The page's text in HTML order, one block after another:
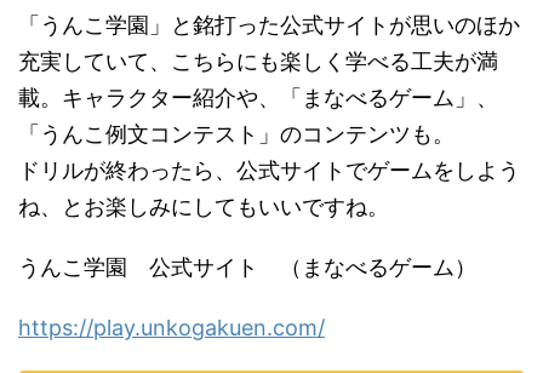
「うんこ学園」と銘打った公式サイトが思いのほか
充実していて、こちらにも楽しく学べる工夫が満
載。キャラクター紹介や、「まなべるゲーム」、
「うんこ例文コンテスト」のコンテンツも。
ドリルが終わったら、公式サイトでゲームをしよう
ね、とお楽しみにしてもいいですね。
うんこ学園 公式サイト （まなべるゲーム）
https://play.unkogakuen.com/